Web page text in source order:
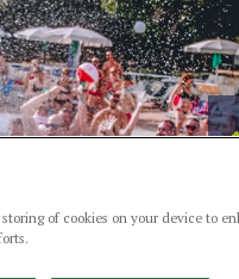
of cookies on your device to